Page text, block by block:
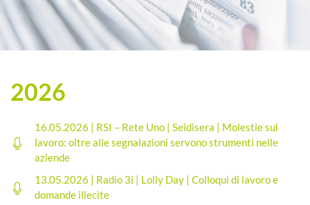
2026
16.05.2026 | RSI – Rete Uno | Seidisera | Molestie sul
lavoro: oltre alle segnalazioni servono strumenti nelle
aziende
13.05.2026 | Radio 3i | Lolly Day | Colloqui di lavoro e
domande illecite